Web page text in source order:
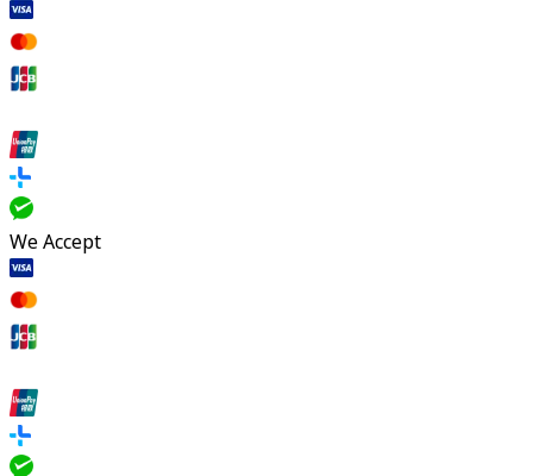
We Accept